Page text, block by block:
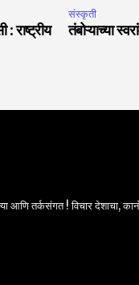
राष्ट्रीय
संस्कृती
तंबोऱ्याच्या
आणि तर्कसंगत ! विचार देशाचा,